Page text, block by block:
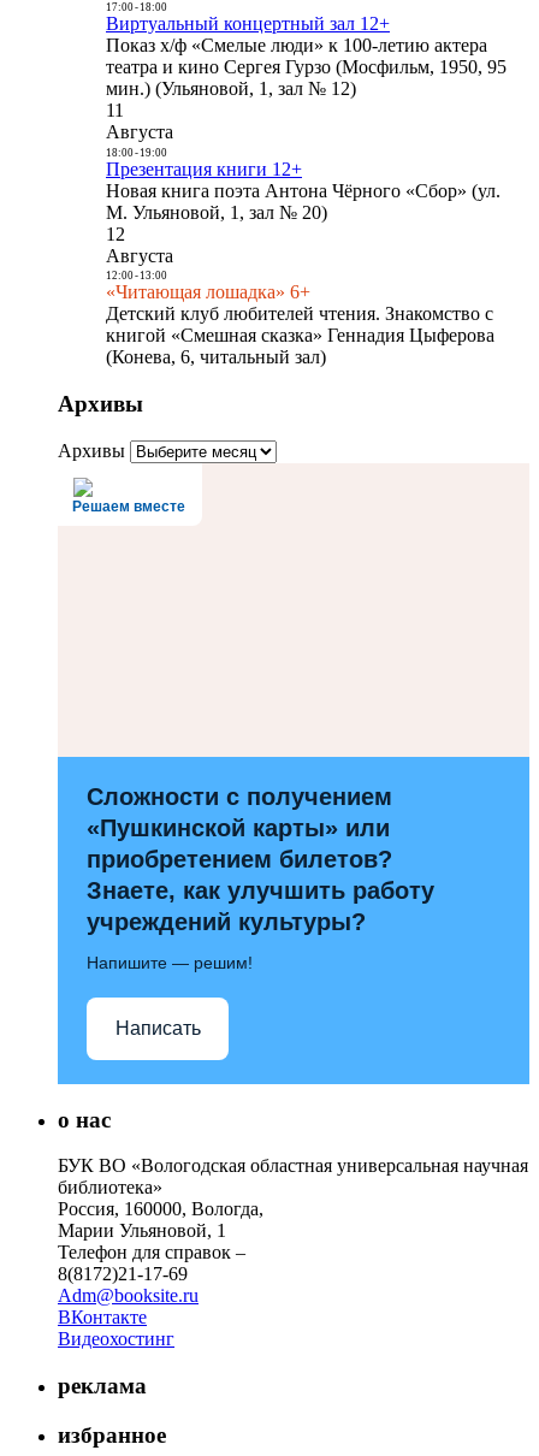
17:00- 18:00
Виртуальный концертный зал 12+
Показ х/ф «Смелые люди» к 100-летию актера
театра и кино Сергея Гурзо (Мосфильм, 1950, 95
мин.) (Ульяновой, 1, зал № 12)
11
Августа
18:00- 19:00
Презентация книги 12+
Новая книга поэта Антона Чёрного «Сбор» (ул.
М. Ульяновой, 1, зал № 20)
12
Августа
12:00- 13:00
«Читающая лошадка» 6+
Детский клуб любителей чтения. Знакомство с
книгой «Смешная сказка» Геннадия Цыферова
(Конева, 6, читальный зал)
Архивы
Архивы
Решаем вместе
Сложности с получением
«Пушкинской карты» или
приобретением билетов?
Знаете, как улучшить работу
учреждений культуры?
Напишите — решим!
Написать
о нас
БУК ВО «Вологодская областная универсальная научная
библиотека»
Россия, 160000, Вологда,
Марии Ульяновой, 1
Телефон для справок –
8(8172)21-17-69
Adm@booksite.ru
ВКонтакте
Видеохостинг
реклама
избранное